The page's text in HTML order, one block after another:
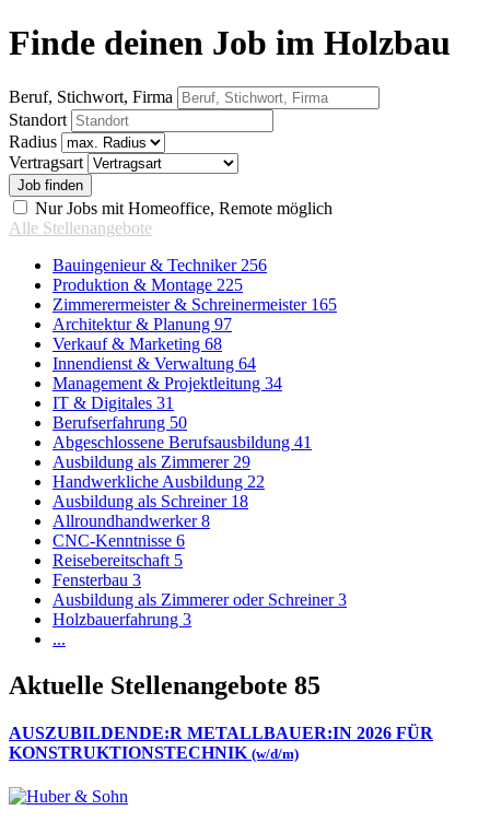
Finde deinen Job im Holzbau
Beruf, Stichwort, Firma
Standort
Radius
Vertragsart
Nur Jobs mit Homeoffice, Remote möglich
Alle Stellenangebote
Bauingenieur & Techniker 256
Produktion & Montage 225
Zimmerermeister & Schreinermeister 165
Architektur & Planung 97
Verkauf & Marketing 68
Innendienst & Verwaltung 64
Management & Projektleitung 34
IT & Digitales 31
Berufserfahrung 50
Abgeschlossene Berufsausbildung 41
Ausbildung als Zimmerer 29
Handwerkliche Ausbildung 22
Ausbildung als Schreiner 18
Allroundhandwerker8
CNC-Kenntnisse 6
Reisebereitschaft 5
Fensterbau 3
Ausbildung als Zimmerer oder Schreiner3
Holzbauerfahrung 3
...
Aktuelle Stellenangebote 85
AUSZUBILDENDE:R METALLBAUER:IN 2026 FÜR
KONSTRUKTIONSTECHNIK (w/d/m)